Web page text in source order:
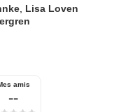
Lisa Loven
amis
--